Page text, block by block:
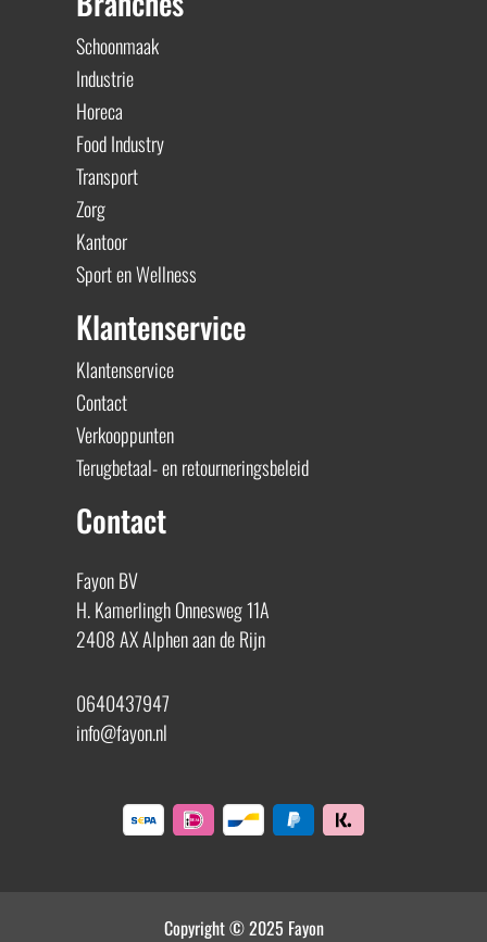
Schoonmaak
Industrie
Horeca
Food Industry
Transport
Zorg
Kantoor
Sport en Wellness
Klantenservice
Klantenservice
Contact
Verkooppunten
Terugbetaal- en retourneringsbeleid
Contact
Fayon BV
H. Kamerlingh Onnesweg 11A
2408 AX Alphen aan de Rijn
0640437947
info@fayon.nl
Copyright © 2025 Fayon